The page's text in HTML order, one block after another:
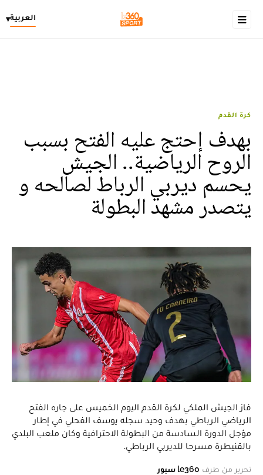
العربية▾
كرة القدم
بهدف إحتج عليه الفتح بسبب
الروح الرياضية.. الجيش
يحسم ديربي الرباط لصالحه و
يتصدر مشهد البطولة
فاز الجيش الملكي لكرة القدم اليوم الخميس على جاره الفتح
الرياضي الرباطي بهدف وحيد سجله يوسف الفحلي في إطار
مؤجل الدورة السادسة من البطولة الاحترافية وكان ملعب البلدي
بالقنيطرة مسرحا للديربي الرباطي.
تحرير من طرف le360 سبور